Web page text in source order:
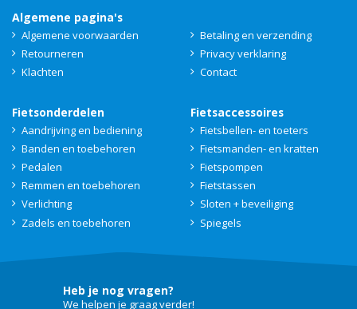
Algemene pagina's
Algemene voorwaarden
Betaling en verzending
Retourneren
Privacy verklaring
Klachten
Contact
Fietsonderdelen
Aandrijving en bediening
Banden en toebehoren
Pedalen
Remmen en toebehoren
Verlichting
Zadels en toebehoren
Fietsaccessoires
Fietsbellen- en toeters
Fietsmanden- en kratten
Fietspompen
Fietstassen
Sloten + beveiliging
Spiegels
Heb je nog vragen?
We helpen je graag verder!